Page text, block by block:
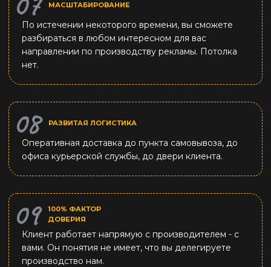
МАСШТАБИРОВАНИЕ
По истечении некоторого времени, вы сможете
разбираться в любом интересном для вас
направлении по производству рекламы. Потолка
нет.
РАЗВИТАЯ ЛОГИСТИКА
Оперативная доставка до пункта самовывоза, до
офиса курьерской службы, до двери клиента.
100% ФАКТОР
ДОВЕРИЯ
Клиент работает напрямую с производителем - с
вами. Он понятия не имеет, что вы делегируете
производство нам.